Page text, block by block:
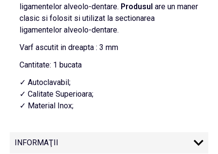
ligamentelor alveolo-dentare. Produsul are un maner
clasic si folosit si utilizat la sectionarea
ligamentelor alveolo-dentare.
Varf ascutit in dreapta : 3 mm
Cantitate: 1 bucata
✓ Autoclavabil;
✓ Calitate Superioara;
✓ Material Inox;
INFORMAŢII